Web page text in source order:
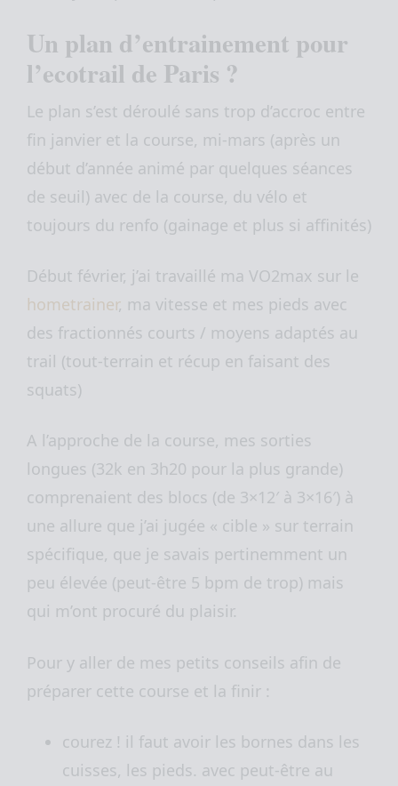
Un plan d’entrainement pour
l’ecotrail de Paris ?
Le plan s’est déroulé sans trop d’accroc entre
fin janvier et la course, mi-mars (après un
début d’année animé par quelques séances
de seuil) avec de la course, du vélo et
toujours du renfo (gainage et plus si affinités)
Début février, j’ai travaillé ma VO2max sur le
hometrainer, ma vitesse et mes pieds avec
des fractionnés courts / moyens adaptés au
trail (tout-terrain et récup en faisant des
squats)
A l’approche de la course, mes sorties
longues (32k en 3h20 pour la plus grande)
comprenaient des blocs (de 3×12′ à 3×16′) à
une allure que j’ai jugée « cible » sur terrain
spécifique, que je savais pertinemment un
peu élevée (peut-être 5 bpm de trop) mais
qui m’ont procuré du plaisir.
Pour y aller de mes petits conseils afin de
préparer cette course et la finir :
courez ! il faut avoir les bornes dans les
cuisses, les pieds. avec peut-être au